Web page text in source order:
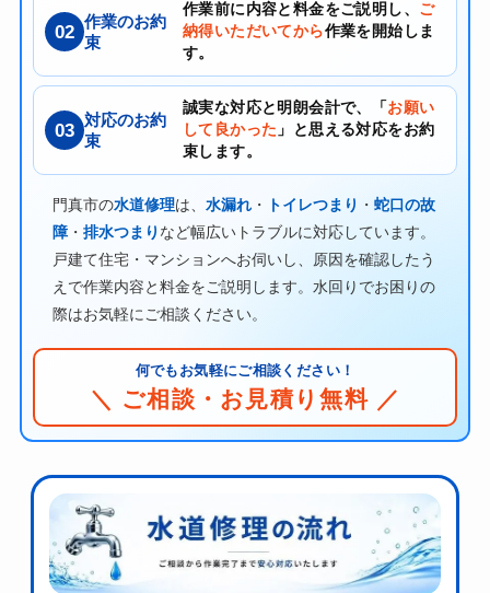
02 作業のお約
束
作業前に内容と料金をご説明し、 ご
納得いただいてから作業を開始しま
す。
03 対応のお約
束
誠実な対応と明朗会計で、「 お願い
して良かった 」と思える対応をお約
束します。
門真市の水道修理は、 水漏れ・ トイレつまり ・ 蛇口の故
障・ 排水つまり など幅広いトラブルに対応しています。
戸建て住宅・マンションへお伺いし、原因を確認したう
えで作業内容と料金をご説明します。水回りでお困りの
際はお気軽にご相談ください。
何でもお気軽にご相談ください！
＼ ご相談・お見積り無料 ／